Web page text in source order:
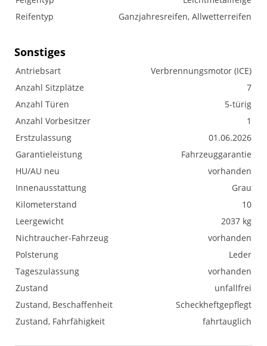
Reifentyp
Ganzjahresreifen, Allwetterreifen
Sonstiges
Antriebsart
Verbrennungsmotor (ICE)
Anzahl Sitzplätze
7
Anzahl Türen
5-türig
Anzahl Vorbesitzer
1
Erstzulassung
01.06.2026
Garantieleistung
Fahrzeuggarantie
HU/AU neu
vorhanden
Innenausstattung
Grau
Kilometerstand
10
Leergewicht
2037 kg
Nichtraucher-Fahrzeug
vorhanden
Polsterung
Leder
Tageszulassung
vorhanden
Zustand
unfallfrei
Zustand, Beschaffenheit
Scheckheftgepflegt
Zustand, Fahrfähigkeit
fahrtauglich